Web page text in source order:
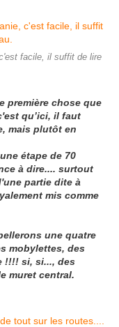
facile, il suffit de lire
première chose que
qu’ici, il faut
mais plutôt en
étape de 70
à dire.... surtout
partie dite à
mis comme
une quatre
mobylettes, des
!!!! si, si..., des
muret central.